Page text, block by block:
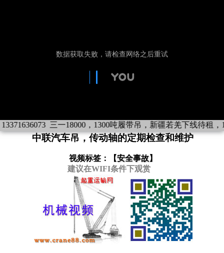
三一18000，1300吨履带吊，新疆若羌下线待租，
中联汽车吊，传动轴的定期检查和维护
视频标签：【安全事故】
建议在WIFI条件下观赏